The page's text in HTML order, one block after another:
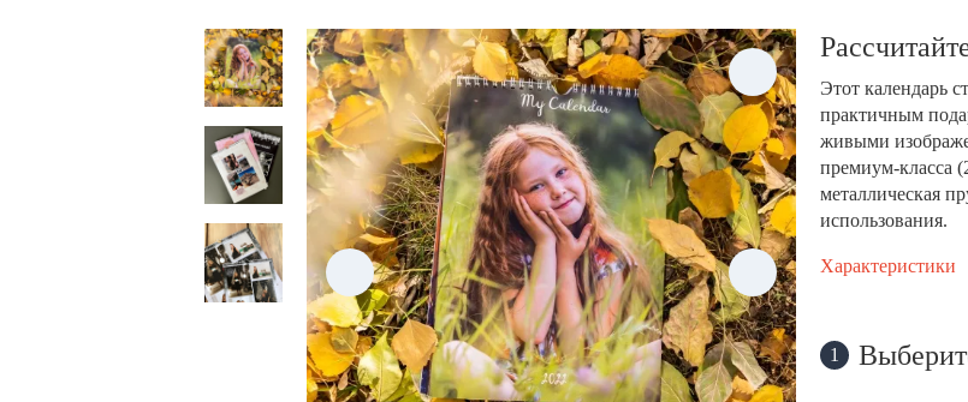
Этот календарь
практичным
живыми
премиум-класса
металлическая
использования.
Характеристики
1